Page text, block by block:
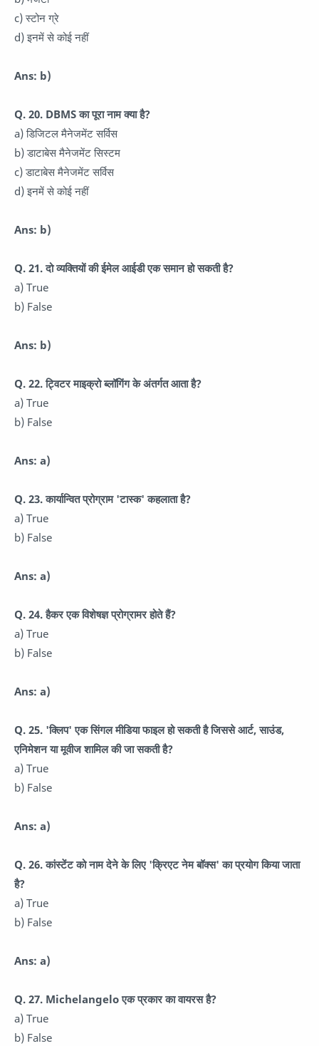
c) स्टोन ग्रे
d) इनमें से कोई नहीं
Ans: b)
Q. 20. DBMS का पूरा नाम क्या है?
a) डिजिटल मैनेजमेंट सर्विस
b) डाटाबेस मैनेजमेंट सिस्टम
c) डाटाबेस मैनेजमेंट सर्विस
d) इनमें से कोई नहीं
Ans: b)
Q. 21. दो व्यक्तियों की ईमेल आईडी एक समान हो सकती है?
a) True
b) False
Ans: b)
Q. 22. ट्विटर माइक्रो ब्लॉगिंग के अंतर्गत आता है?
a) True
b) False
Ans: a)
Q. 23. कार्यान्वित प्रोग्राम 'टास्क' कहलाता है?
a) True
b) False
Ans: a)
Q. 24. हैकर एक विशेषज्ञ प्रोग्रामर होते हैं?
a) True
b) False
Ans: a)
Q. 25. 'क्लिप' एक सिंगल मीडिया फाइल हो सकती है जिससे आर्ट, साउंड,
एनिमेशन या मूवीज शामिल की जा सकती है?
a) True
b) False
Ans: a)
Q. 26. कांस्टेंट को नाम देने के लिए 'क्रिएट नेम बॉक्स' का प्रयोग किया जाता
है?
a) True
b) False
Ans: a)
Q. 27. Michelangelo एक प्रकार का वायरस है?
a) True
b) False